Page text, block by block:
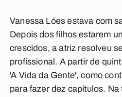
Vanessa Lóes estava com
Depois dos filhos estarem
crescidos, a atriz resolveu
profissional. A partir de
'A Vida da Gente', como
para fazer dez capítulos.